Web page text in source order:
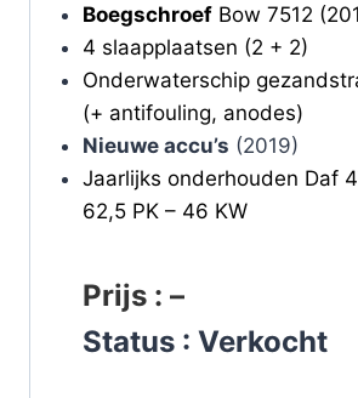
BoegschroefBow 7512
4 slaapplaatsen (2 + 2)
Onderwaterschip
(+ antifouling, anodes)
Nieuwe accu’s (2019)
Jaarlijks onderhouden Daf
62,5 PK – 46 KW
Prijs : –
Status : Verkocht